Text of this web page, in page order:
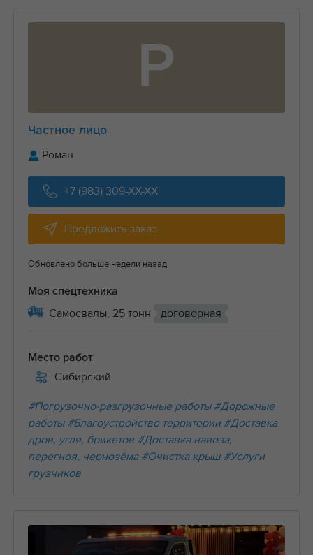
Р
Частное лицо
Роман
+7 (983) 309-XX-XX
Предложить заказ
Обновлено больше недели назад
Моя спецтехника
Самосвалы, 25 тонн договорная
Место работ
Сибирский
#Погрузочно-разгрузочные работы #Дорожные
работы #Благоустройство территории #Доставка
дров, угля, брикетов #Доставка навоза,
перегноя, чернозёма #Очистка крыш #Услуги
грузчиков